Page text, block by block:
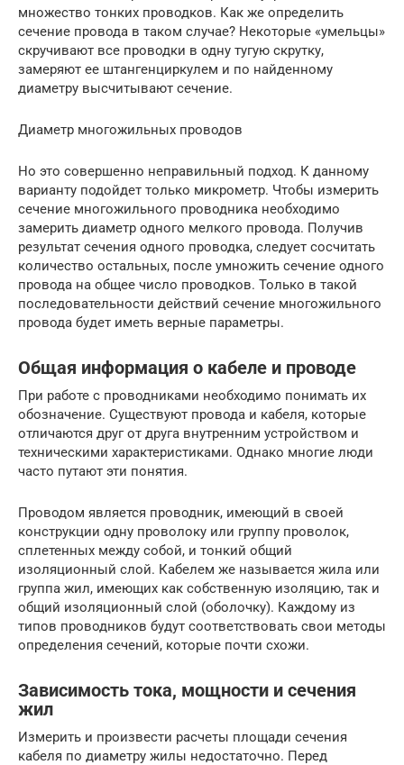
множество тонких проводков. Как же определить
сечение провода в таком случае? Некоторые «умельцы»
скручивают все проводки в одну тугую скрутку,
замеряют ее штангенциркулем и по найденному
диаметру высчитывают сечение.
Диаметр многожильных проводов
Но это совершенно неправильный подход. К данному
варианту подойдет только микрометр. Чтобы измерить
сечение многожильного проводника необходимо
замерить диаметр одного мелкого провода. Получив
результат сечения одного проводка, следует сосчитать
количество остальных, после умножить сечение одного
провода на общее число проводков. Только в такой
последовательности действий сечение многожильного
провода будет иметь верные параметры.
Общая информация о кабеле и проводе
При работе с проводниками необходимо понимать их
обозначение. Существуют провода и кабеля, которые
отличаются друг от друга внутренним устройством и
техническими характеристиками. Однако многие люди
часто путают эти понятия.
Проводом является проводник, имеющий в своей
конструкции одну проволоку или группу проволок,
сплетенных между собой, и тонкий общий
изоляционный слой. Кабелем же называется жила или
группа жил, имеющих как собственную изоляцию, так и
общий изоляционный слой (оболочку). Каждому из
типов проводников будут соответствовать свои методы
определения сечений, которые почти схожи.
Зависимость тока, мощности и сечения
жил
Измерить и произвести расчеты площади сечения
кабеля по диаметру жилы недостаточно. Перед